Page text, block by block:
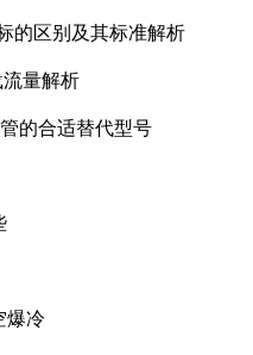
的区别及其标准解析
流量解析
的合适替代型号
爆冷